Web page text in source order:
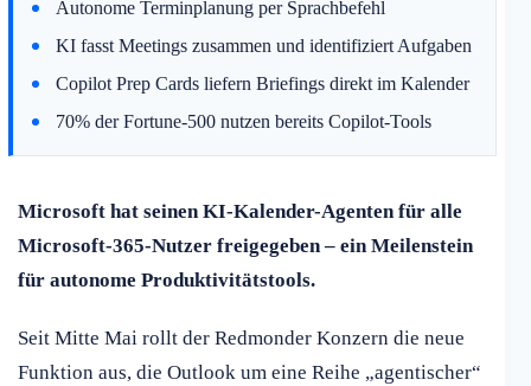
Autonome Terminplanung per Sprachbefehl
KI fasst Meetings zusammen und identifiziert Aufgaben
Copilot Prep Cards liefern Briefings direkt im Kalender
70% der Fortune-500 nutzen bereits Copilot-Tools
Microsoft hat seinen KI-Kalender-Agenten für alle
Microsoft-365-Nutzer freigegeben – ein Meilenstein
für autonome Produktivitätstools.
Seit Mitte Mai rollt der Redmonder Konzern die neue
Funktion aus, die Outlook um eine Reihe „agentischer“